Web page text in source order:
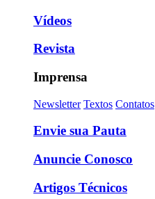
Vídeos
Revista
Imprensa
Newsletter Textos Contatos
Envie sua Pauta
Anuncie Conosco
Artigos Técnicos